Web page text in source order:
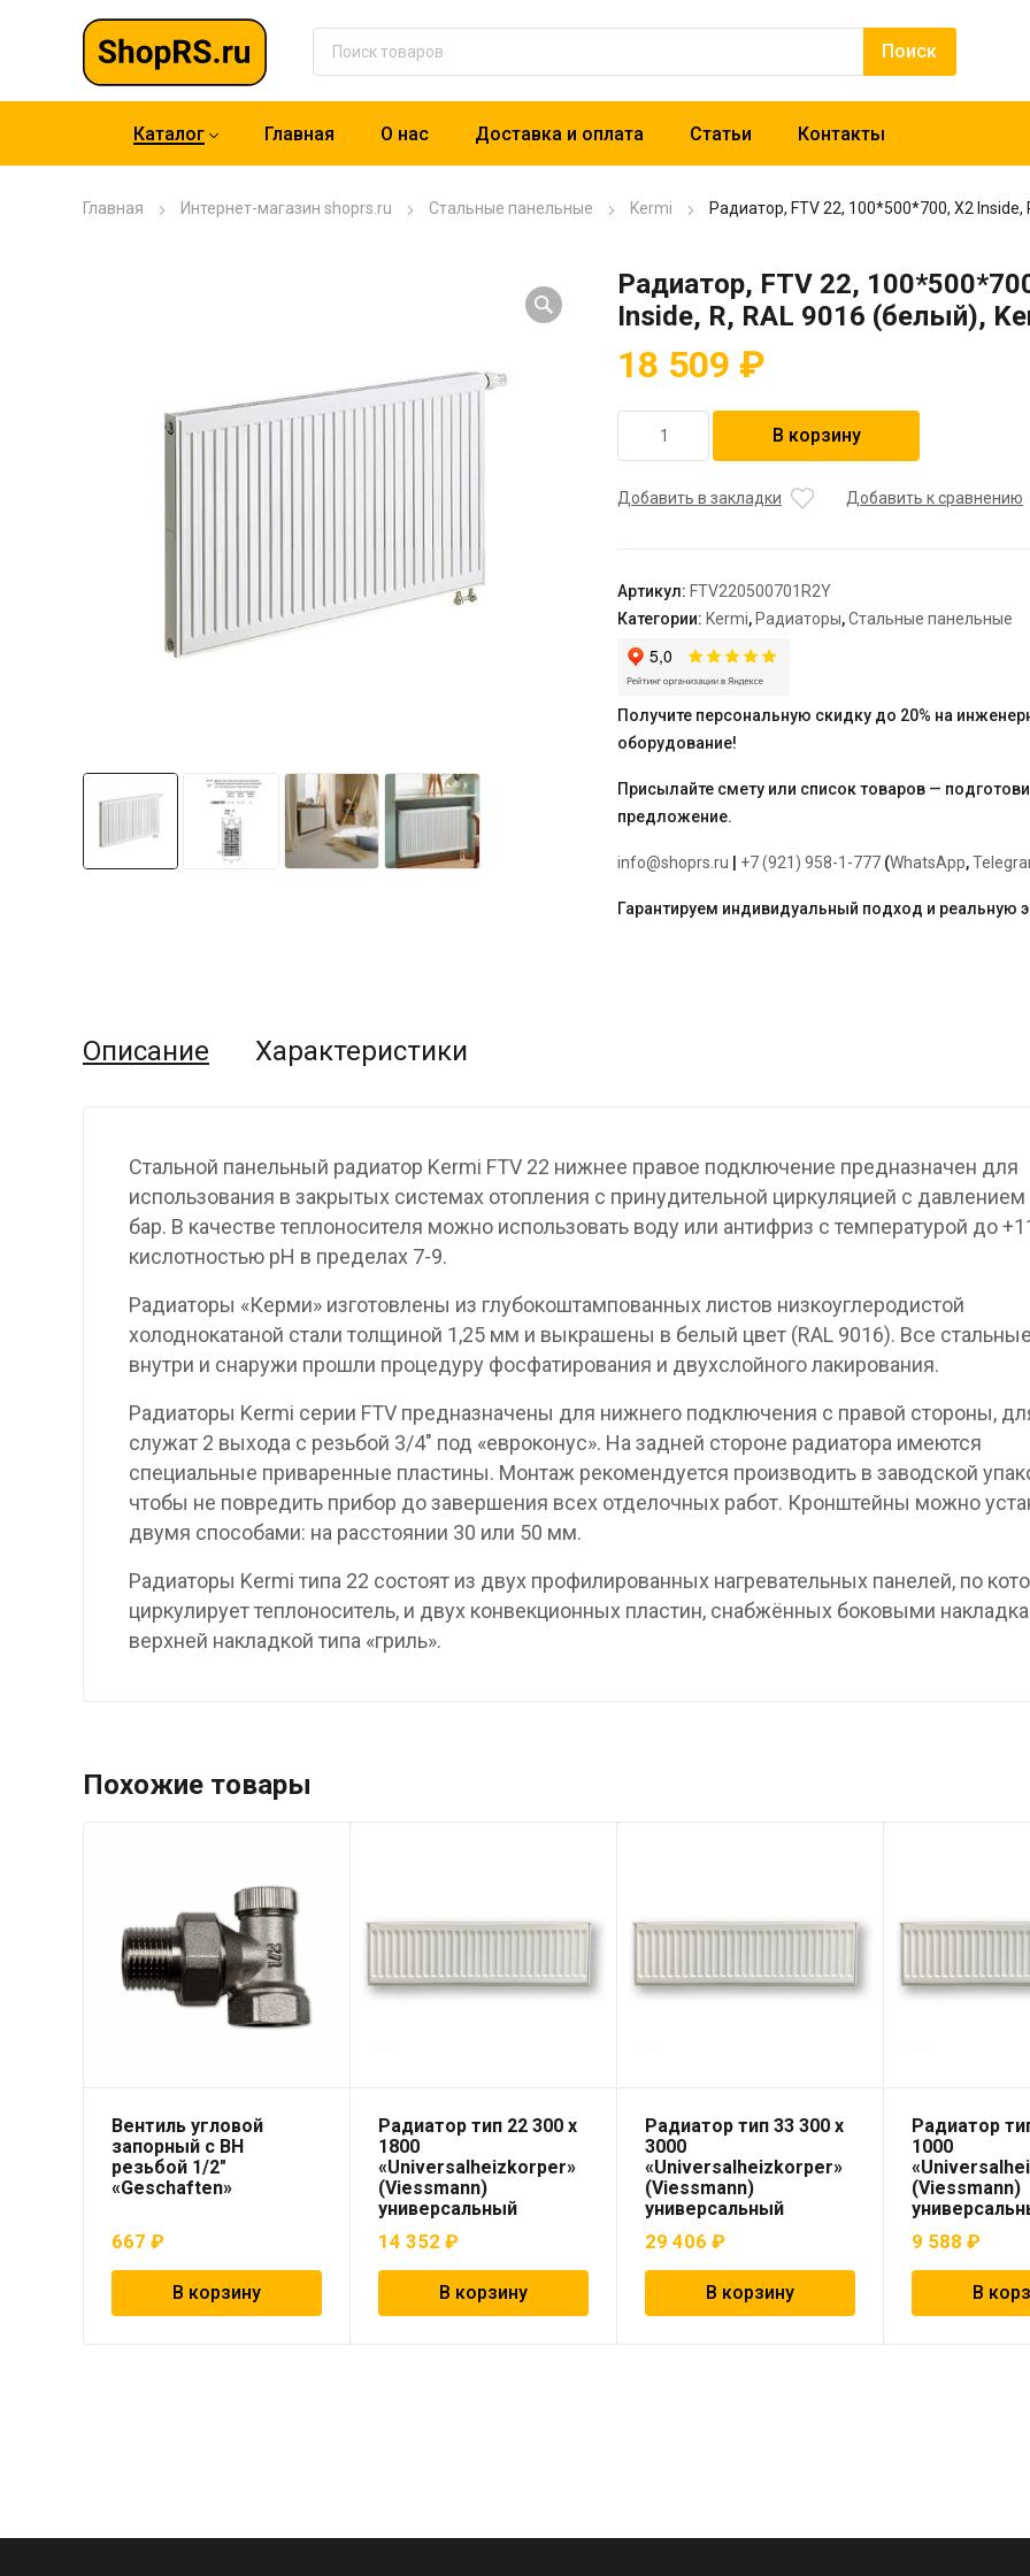
Каталог Главная О нас Доставка и оплата Статьи Контакты
Главная Интернет-магазин shoprs.ru Стальные панельные Kermi Радиатор, FTV 22, 100*500*700, X2 Inside,
Радиатор, FTV 22,
Inside, R, RAL 9016 (белый),
18 509 ₽
товара
FTV
Inside,
R,
RAL
9016
Kermi
В корзину
Добавить в закладки Добавить к сравнению
Артикул: FTV220500701R2Y
Категории: Kermi, Радиаторы,Стальные панельные
Получите персональную скидку до 20% на
оборудование!
Присылайте смету или список товаров —
предложение.
info@shoprs.ru +7 (921) 958-1-777 (WhatsApp,
Гарантируем индивидуальный подход и реальную
Описание Характеристики
Стальной панельный радиатор Kermi FTV 22 нижнее правое подключение предназначен для
использования в закрытых системах отопления с принудительной циркуляцией с
бар. В качестве теплоносителя можно использовать воду или антифриз с температурой до
кислотностью pH в пределах 7-9.
Радиаторы «Керми» изготовлены из глубокоштампованных листов низкоуглеродистой
холоднокатаной стали толщиной 1,25 мм и выкрашены в белый цвет (RAL 9016). Все
внутри и снаружи прошли процедуру фосфатирования и двухслойного лакирования.
Радиаторы Kermi серии FTV предназначены для нижнего подключения с правой стороны,
служат 2 выхода с резьбой 3/4″ под «евроконус». На задней стороне радиатора имеются
специальные приваренные пластины. Монтаж рекомендуется производить в заводской
чтобы не повредить прибор до завершения всех отделочных работ. Кронштейны можно
двумя способами: на расстоянии 30 или 50 мм.
Радиаторы Kermi типа 22 состоят из двух профилированных нагревательных панелей, по
циркулирует теплоноситель, и двух конвекционных пластин, снабжённых боковыми
верхней накладкой типа «гриль».
Похожие товары
Вентиль угловой
запорный с ВН
резьбой 1/2″
«Geschaften»
667 ₽
В корзину
Радиатор тип 22 300 x
1800
«Universalheizkorper»
(Viessmann)
универсальный
14 352₽
В корзину
Радиатор тип 33 300 x
3000
«Universalheizkorper»
(Viessmann)
универсальный
29 406₽
В корзину
Радиатор
1000
(Viessmann)
9 588₽
В